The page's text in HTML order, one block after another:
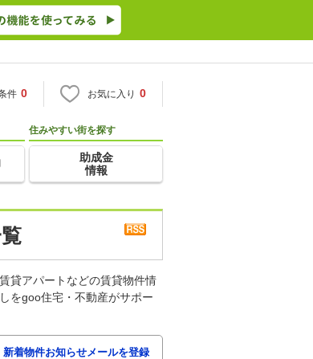
件 0 お気に入り 0
住みやすい街を探す
助成金
情報
貸アパートなどの賃貸物件情
をgoo住宅・不動産がサポー